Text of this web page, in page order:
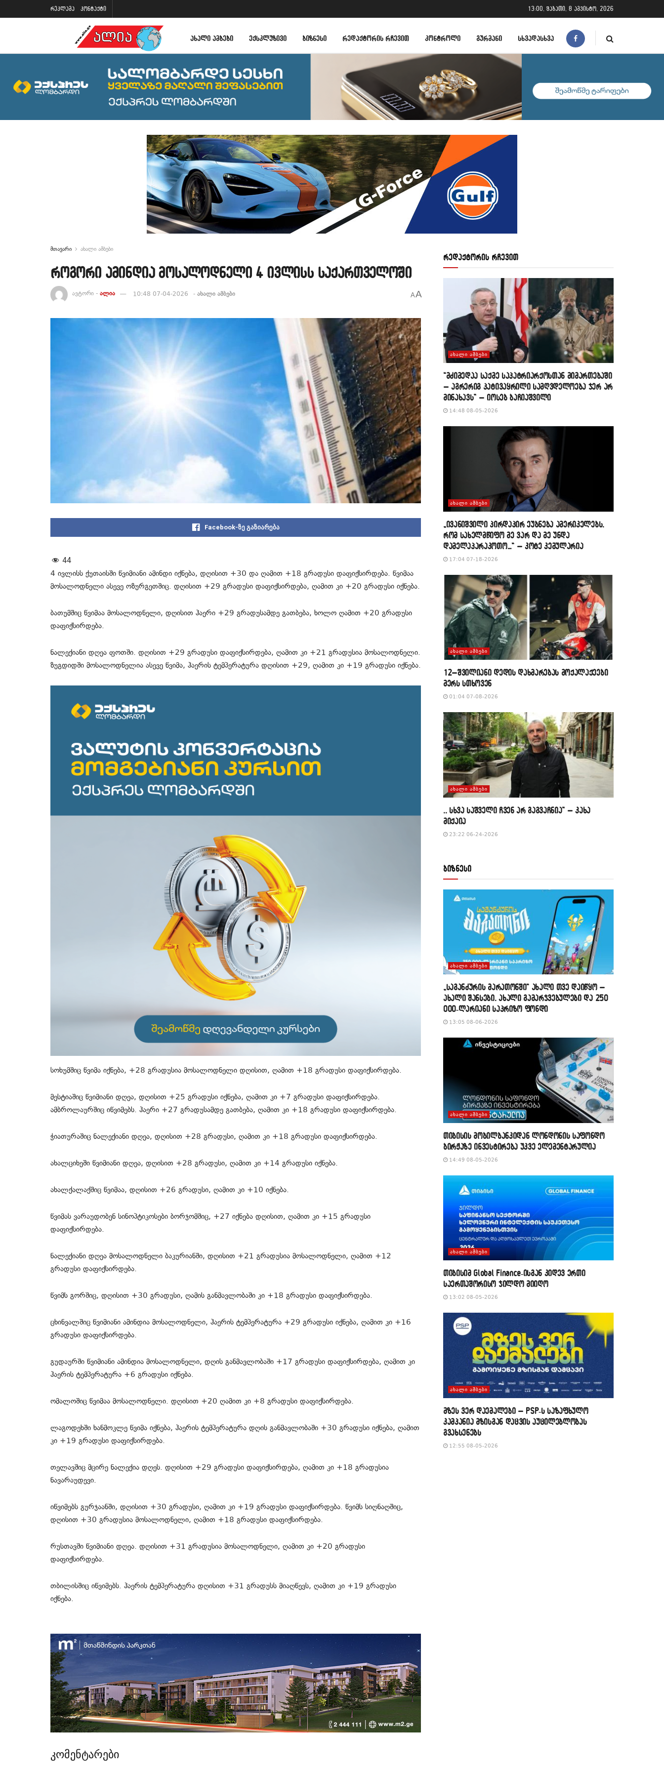
რეკლამა კონტაქტი 13:00, შაბათი, 8 აგვისტო, 2026
ᲐᲮᲐᲚᲘ ᲐᲛᲑᲔᲑᲘ ᲔᲥᲡᲙᲚᲣᲖᲘᲕᲘ ᲑᲘᲖᲜᲔᲡᲘ ᲠᲔᲓᲐᲥᲢᲝᲠᲘᲡ ᲠᲩᲔᲕᲘᲗ ᲙᲝᲜᲢᲠᲝᲚᲘ ᲒᲣᲠᲛᲐᲜᲘ ᲡᲮᲕᲐᲓᲐᲡᲮᲕᲐ
მთავარი ახალი ამბები
როგორი ამინდია მოსალოდნელი 4 ივლისს საქართველოში
ავტორი - ალია 10:48 07-04-2026 - ახალი ამბები AA
Facebook-ზე გაზიარება
44
4 ივლისს ქუთაისში წვიმიანი ამინდი იქნება, დღისით +30 და ღამით +18 გრადუსი დაფიქსირდება. წვიმაა
მოსალოდნელი ასევე ოზურგეთშიც. დღისით +29 გრადუსი დაფიქსირდება, ღამით კი +20 გრადუსი იქნება.
ბათუმშიც წვიმაა მოსალოდნელი, დღისით ჰაერი +29 გრადუსამდე გათბება, ხოლო ღამით +20 გრადუსი
დაფიქსირდება.
ნალექიანი დღეა ფოთში. დღისით +29 გრადუსი დაფიქსირდება, ღამით კი +21 გრადუსია მოსალოდნელი.
ზუგდიდში მოსალოდნელია ასევე წვიმა, ჰაერის ტემპერატურა დღისით +29, ღამით კი +19 გრადუსი იქნება.
სოხუმშიც წვიმა იქნება, +28 გრადუსია მოსალოდნელი დღისით, ღამით +18 გრადუსი დაფიქსირდება.
მესტიაშიც წვიმიანი დღეა, დღისით +25 გრადუსი იქნება, ღამით კი +7 გრადუსი დაფიქსირდება.
ამბროლაურშიც იწვიმებს. ჰაერი +27 გრადუსამდე გათბება, ღამით კი +18 გრადუსი დაფიქსირდება.
ჭიათურაშიც ნალექიანი დღეა, დღისით +28 გრადუსი, ღამით კი +18 გრადუსი დაფიქსირდება.
ახალციხეში წვიმიანი დღეა, დღისით +28 გრადუსი, ღამით კი +14 გრადუსი იქნება.
ახალქალაქშიც წვიმაა, დღისით +26 გრადუსი, ღამით კი +10 იქნება.
წვიმას ვარაუდობენ სინოპტიკოსები ბორჯომშიც, +27 იქნება დღისით, ღამით კი +15 გრადუსი
დაფიქსირდება.
ნალექიანი დღეა მოსალოდნელი ბაკურიანში, დღისით +21 გრადუსია მოსალოდნელი, ღამით +12
გრადუსი დაფიქსირდება.
წვიმს გორშიც, დღისით +30 გრადუსი, ღამის განმავლობაში კი +18 გრადუსი დაფიქსირდება.
ცხინვალშიც წვიმიანი ამინდია მოსალოდნელი, ჰაერის ტემპერატურა +29 გრადუსი იქნება, ღამით კი +16
გრადუსი დაფიქსირდება.
გუდაურში წვიმიანი ამინდია მოსალოდნელი, დღის განმავლობაში +17 გრადუსი დაფიქსირდება, ღამით კი
ჰაერის ტემპერატურა +6 გრადუსი იქნება.
ომალოშიც წვიმაა მოსალოდნელი. დღისით +20 ღამით კი +8 გრადუსი დაფიქსირდება.
ლაგოდეხში ხანმოკლე წვიმა იქნება, ჰაერის ტემპერატურა დღის განმავლობაში +30 გრადუსი იქნება, ღამით
კი +19 გრადუსი დაფიქსირდება.
თელავშიც მცირე ნალექია დღეს. დღისით +29 გრადუსი დაფიქსირდება, ღამით კი +18 გრადუსია
ნავარაუდევი.
იწვიმებს გურჯაანში, დღისით +30 გრადუსი, ღამით კი +19 გრადუსი დაფიქსირდება. წვიმს სიღნაღშიც,
დღისით +30 გრადუსია მოსალოდნელი, ღამით +18 გრადუსი დაფიქსირდება.
რუსთავში წვიმიანი დღეა. დღისით +31 გრადუსია მოსალოდნელი, ღამით კი +20 გრადუსი
დაფიქსირდება.
თბილისშიც იწვიმებს. ჰაერის ტემპერატურა დღისით +31 გრადუსს მიაღწევს, ღამით კი +19 გრადუსი
იქნება.
კომენტარები
რედაქტორის რჩევით
ᲐᲮᲐᲚᲘ ᲐᲛᲑᲔᲑᲘ
“მძიმედაა საქმე საპატრიარქოსთან მიმართებაში
– აგრერიგ პატივაყრილი სამღვდელოება ჯერ არ
მინახავს” – იოსებ ბაჩიაშვილი
14:48 08-05-2026
ᲐᲮᲐᲚᲘ ᲐᲛᲑᲔᲑᲘ
„ივანიშვილი პირდაპირ ეუბნება ამერიკელებს,
რომ სახელმწიფო მე ვარ და მე უნდა
დამელაპარაკოთო…“ – კოტე კემულარია
17:04 07-18-2026
ᲐᲮᲐᲚᲘ ᲐᲛᲑᲔᲑᲘ
12–შვილიანი დედის დახმარებას მოქალაქეები
მერს სთხოვენ
01:04 07-08-2026
ᲐᲮᲐᲚᲘ ᲐᲛᲑᲔᲑᲘ
,, სხვა საშველი ჩვენ არ გაგვაჩნია” – კახა
მიქაია
23:22 06-24-2026
ბიზნესი
ᲐᲮᲐᲚᲘ ᲐᲛᲑᲔᲑᲘ
„საგანძურის მარათონში“ ახალი თვე დაიწყო –
ახალი შანსები, ახალი გამარჯვებულები და 250
000-ლარიანი საპრიზო ფონდი
13:05 08-06-2026
ᲐᲮᲐᲚᲘ ᲐᲛᲑᲔᲑᲘ
თიბისის მობილბანკიდან ლონდონის საფონდო
ბირჟაზე ინვესტირება უკვე ელემენტარულია
14:49 08-05-2026
ᲐᲮᲐᲚᲘ ᲐᲛᲑᲔᲑᲘ
თიბისიმ Global Finance-ისგან კიდევ ერთი
საერთაშორისო ჯილდო მიიღო
13:02 08-05-2026
ᲐᲮᲐᲚᲘ ᲐᲛᲑᲔᲑᲘ
მზეს ვერ დაემალები – PSP-ს საზაფხულო
კამპანია მზისგან დაცვის აუცილებლობას
გვახსენებს
12:55 08-05-2026